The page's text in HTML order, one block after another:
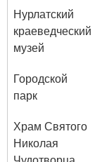
Нурлатский
краеведческий
музей
Городской
парк
Храм Святого
Николая